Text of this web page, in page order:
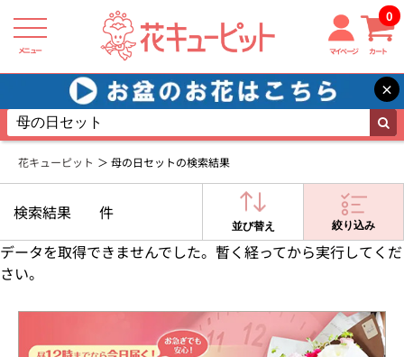
メニュー マイページ カート
0
×
花キューピット 母の日セットの検索結果
検索結果 件
並び替え 絞り込み
データを取得できませんでした。暫く経ってから実行してくだ
さい。